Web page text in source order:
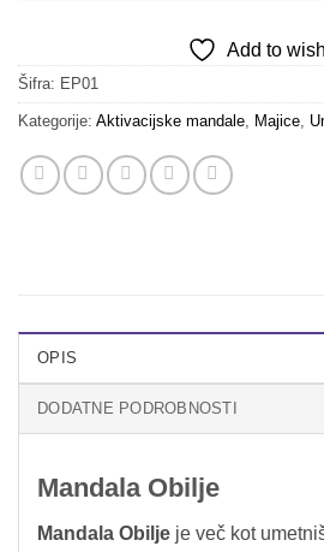
Add to
Šifra: EP01
Kategorije: Aktivacijske mandale, Majice,
OPIS
DODATNE PODROBNOSTI
Mandala Obilje
Mandala Obilje je več kot